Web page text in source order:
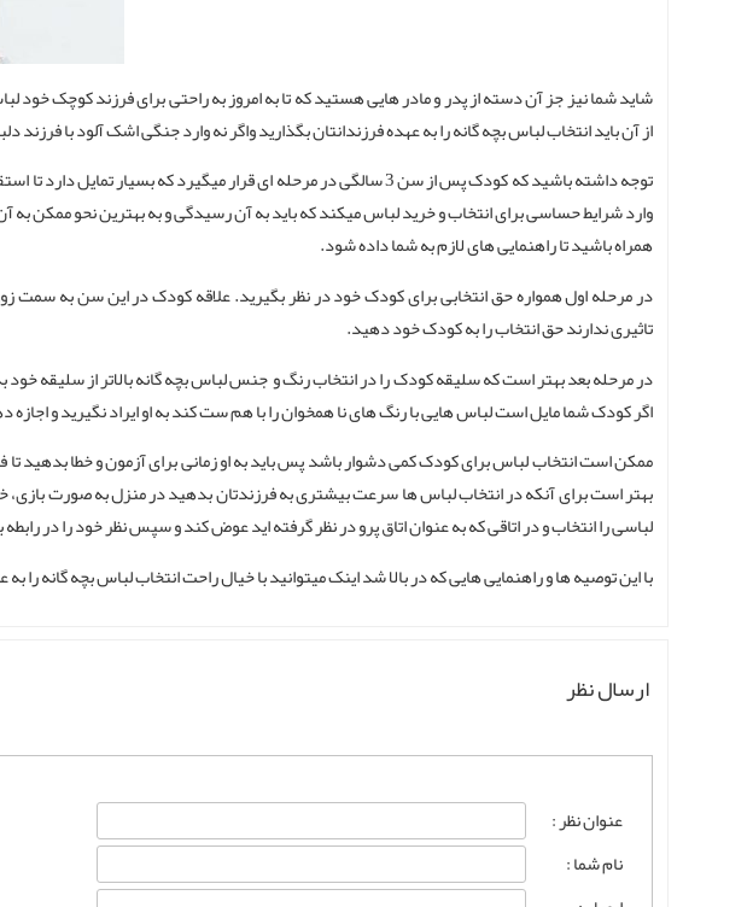
شاید شما نیز جز آن دسته از پدر و مادر هایی هستید که تا به امروز به راحتی برای فرزند کوچک
از آن باید انتخاب لباس بچه گانه را به عهده فرزندانتان بگذارید واگر نه وارد جنگی اشک آلود با
توجه داشته باشید که کودک پس از سن 3 سالگی در مرحله ای قرار
وارد شرایط حساسی برای انتخاب و خرید لباس میکند که باید به آن رسیدگی و به بهترین نحو ممکن
همراه باشید تا راهنمایی های لازم به شما داده شود.
در مرحله اول همواره حق انتخابی برای کودک خود در نظر بگیرید. علاقه کودک در این سن به
تاثیری ندارند حق انتخاب را به کودک خود دهید.
در مرحله بعد بهتر است که سلیقه کودک را در انتخاب رنگ و جنس لباس بچه گانه بالاتر از سلیقه
اگر کودک شما مایل است لباس هایی با رنگ های نا همخوان را با هم ست کند به او ایراد نگیرید و
ممکن است انتخاب لباس برای کودک کمی دشوار باشد پس باید به او زمانی برای آزمون و خطا بدهید
بهتر است برای آنکه در انتخاب لباس ها سرعت بیشتری به فرزندتان بدهید در منزل به صورت بازی،
لباسی را انتخاب و در اتاقی که به عنوان اتاق پرو در نظر گرفته اید عوض کند و سپس نظر خود را در
با این توصیه ها و راهنمایی هایی که در بالا شد اینک میتوانید با خیال راحت انتخاب لباس بچه گانه را
ارسال نظر
عنوان نظر :
نام شما :